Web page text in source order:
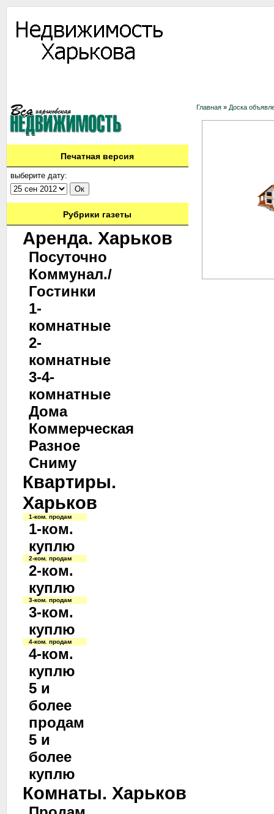
Печатная версия
выберите дату:
Рубрики газеты
Аренда. Харьков
Посуточно
Коммунал./
Гостинки
1-
комнатные
2-
комнатные
3-4-
комнатные
Дома
Коммерческая
Разное
Сниму
Квартиры.
Харьков
1-ком. продам
1-ком.
куплю
2-ком. продам
2-ком.
куплю
3-ком. продам
3-ком.
куплю
4-ком. продам
4-ком.
куплю
5 и
более
продам
5 и
более
куплю
Комнаты. Харьков
Главная » Доска